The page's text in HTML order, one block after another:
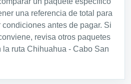
una referencia de total para
antes de pagar. Si
revisa otros paquetes
la ruta Chihuahua - Cabo San